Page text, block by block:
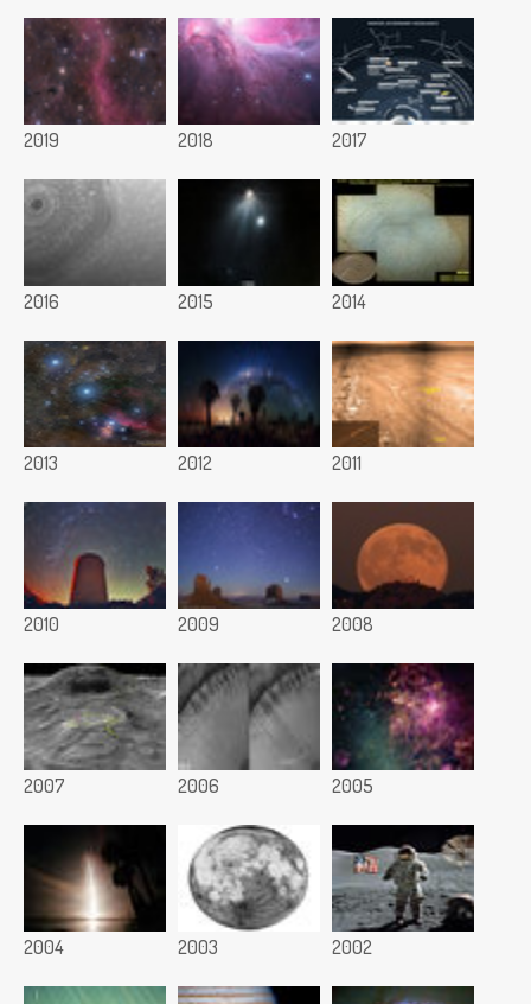
2019 2018 2017
2016 2015 2014
2013 2012 2011
2010 2009 2008
2007 2006 2005
2004 2003 2002